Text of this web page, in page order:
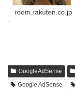
room.rakuten.co.jp
GoogleAdSense
Google AdSense